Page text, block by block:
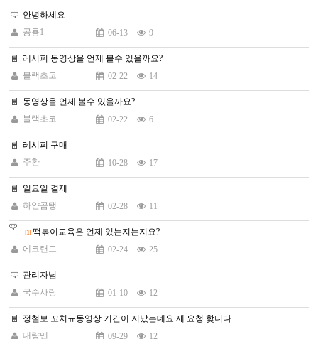
안녕하세요
공룡1
06-13 9
레시피 동영상을 언제 볼수 있을까요?
블랙초코
02-22 14
동영상을 언제 볼수 있을까요?
블랙초코
02-22 6
레시피 구매
주환
10-28 17
일요일 결제
하얀곰탱
02-28 11
[1] 떡볶이교육은 언제 있는지는지요?
에코랜드
02-24 25
관리자님
국수사랑
01-10 12
정철보 꼬치ㅠ동영상 기간이 지났는데요 제 요청 핮니다
대량맨
09-29 12